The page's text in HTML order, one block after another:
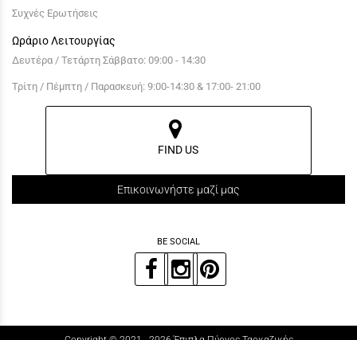
Συχνές Ερωτήσεις
Ωράριο Λειτουργίας
Δευτέρα / Τετάρτη Σάββατο: 09:00 - 14:30
Τρίτη / Πέμπτη / Παρασκευή: 9:00-14:30 & 17:00- 21:00
FIND US
Επικοινωνήστε μαζί μας
BE SOCIAL